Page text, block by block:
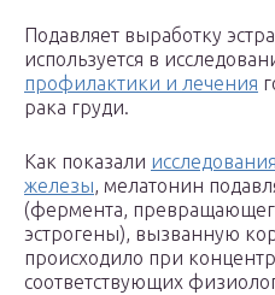
Подавляет выработку
используется в
профилактики и лечения
рака груди.
Как показали
железы, мелатонин
(фермента,
эстрогены), вызванную
происходило при
соответствующих